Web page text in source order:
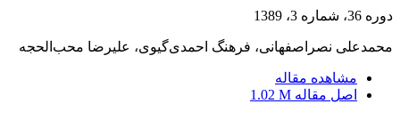
دوره 36، شماره 3، 1389
محمدعلی نصراصفهانی، فرهنگ احمدی‌گیوی، علیرضا محب‌الحجه
مشاهده مقاله
اصل مقاله 1.02 M